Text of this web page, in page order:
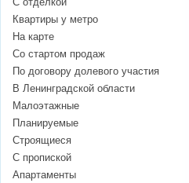
Квартиры у метро
На карте
Со стартом продаж
По договору долевого участия
В Ленинградской области
Малоэтажные
Планируемые
Строящиеся
С пропиской
Апартаменты